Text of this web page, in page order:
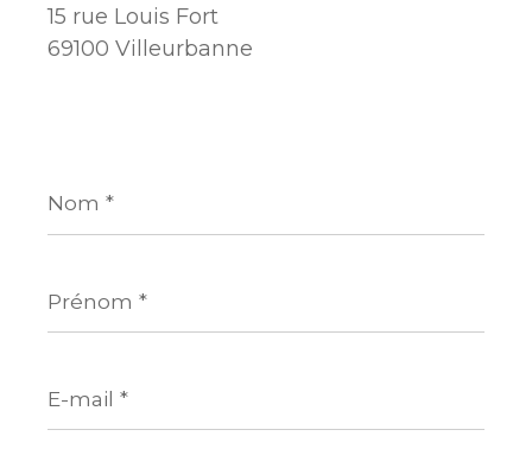
15 rue Louis Fort
69100 Villeurbanne
*
*
mail
*